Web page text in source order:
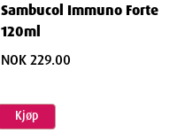
Sambucol Immuno Forte
120ml
NOK 229.00
Kjøp